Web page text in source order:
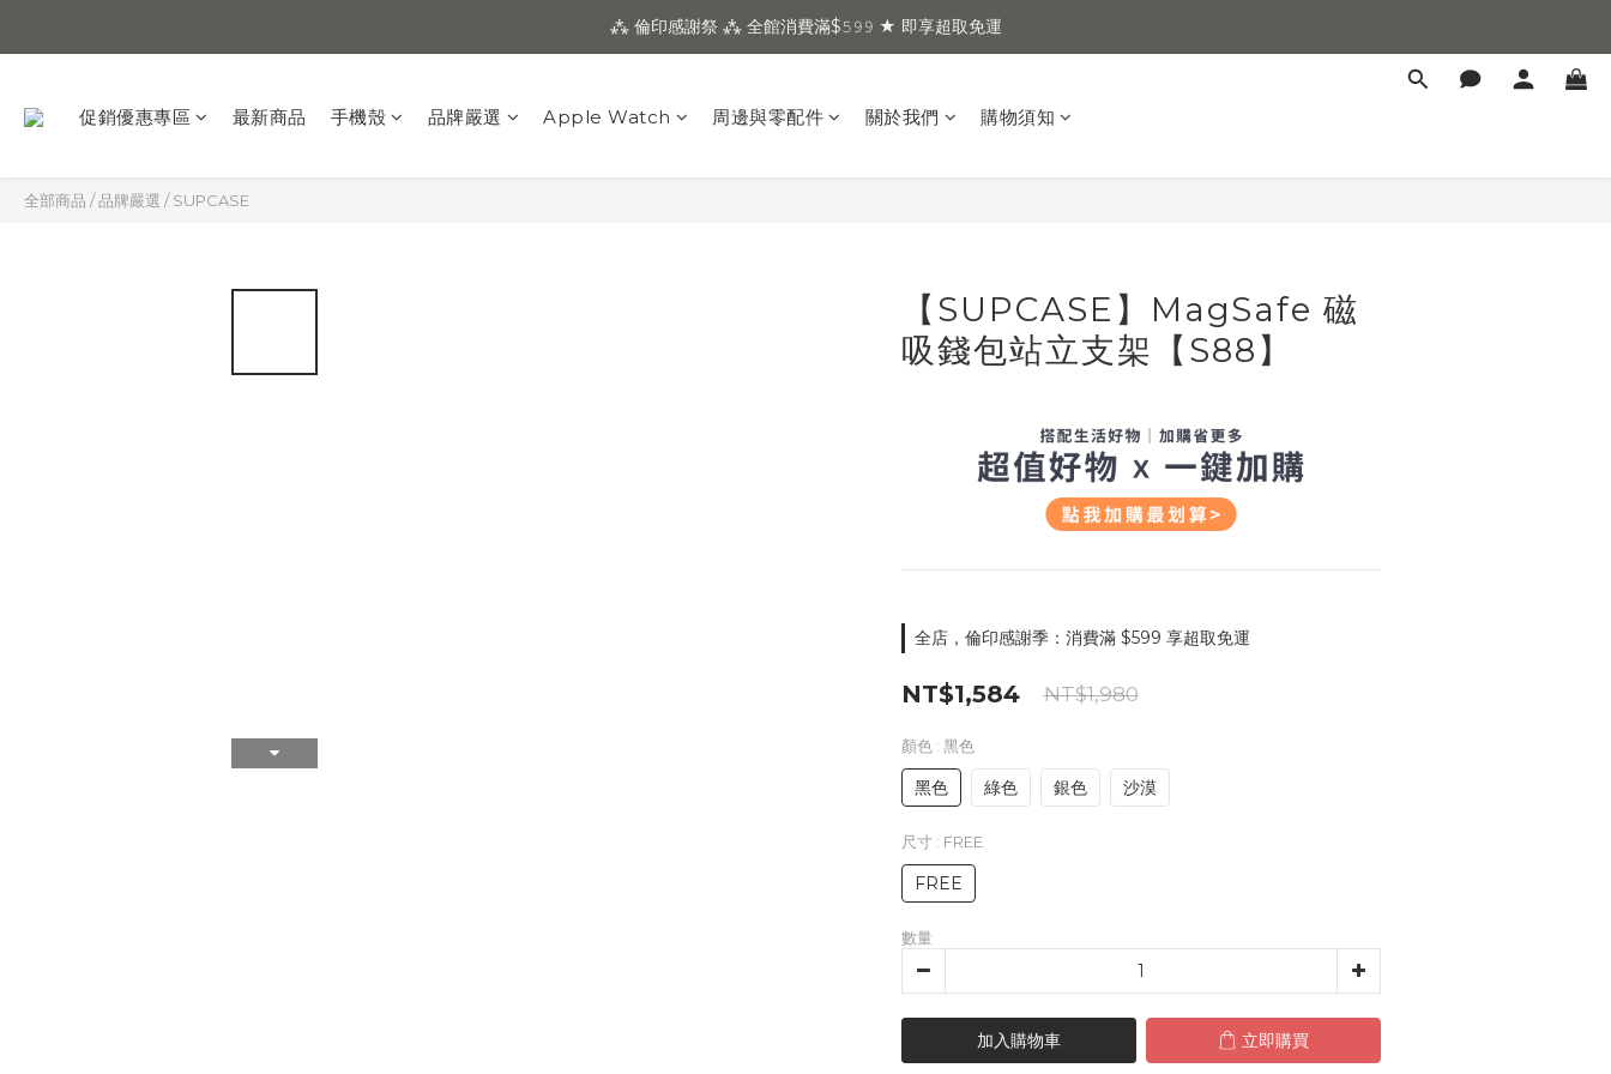
⁂ 倫印感謝祭 ⁂ 全館消費滿$𝟻𝟿𝟿 ★ 即享超取免運
促銷優惠專區 最新商品 手機殼 品牌嚴選 Apple Watch 周邊與零配件 關於我們 購物須知
全部商品 /品牌嚴選 /SUPCASE
【SUPCASE】MagSafe 磁
吸錢包站立支架【S88】
全店，倫印感謝季：消費滿 $599 享超取免運
NT$1,584 NT$1,980
顏色 : 黑色
黑色 綠色 銀色 沙漠
尺寸 : FREE
FREE
數量
加入購物車 立即購買